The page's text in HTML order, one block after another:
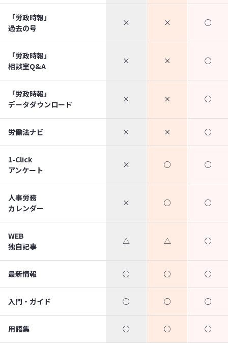
「労政時報」
過去の号
× × ○
「労政時報」
相談室Q&A
× × ○
「労政時報」
データダウンロード
× × ○
労働法ナビ × × ○
1-Click
アンケート
× ○ ○
人事労務
カレンダー
× ○ ○
WEB
独自記事
△ △ ○
最新情報 ○ ○ ○
入門・ガイド ○ ○ ○
用語集 ○ ○ ○